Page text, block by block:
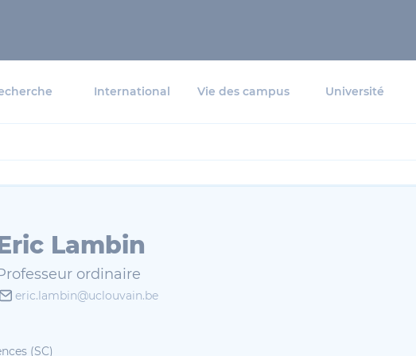
International Vie des campus Université
Lambin
ordinaire
eric.lambin@uclouvain.be
(SC)